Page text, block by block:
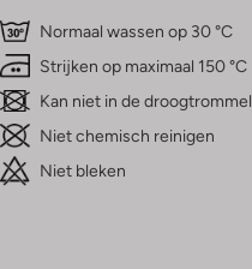
Normaal wassen op 30 °C
Strijken op maximaal 150 °C
Kan niet in de droogtrommel
Niet chemisch reinigen
Niet bleken